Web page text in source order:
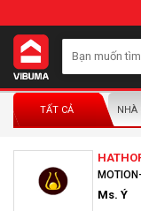
TẤT CẢ NHÀ
Ms. Ý